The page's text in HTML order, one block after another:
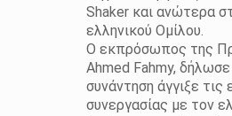
Shaker και ανώτερα
ελληνικού Ομίλου.
Ο εκπρόσωπος της
Ahmed Fahmy, δήλωσε
συνάντηση άγγιξε τις
συνεργασίας με τον